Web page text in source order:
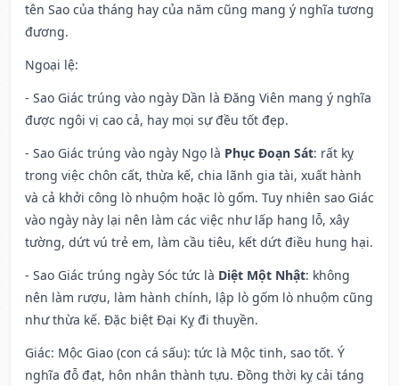
tên Sao của tháng hay của năm cũng mang ý nghĩa tương
đương.
Ngoại lệ:
- Sao Giác trúng vào ngày Dần là Đăng Viên mang ý nghĩa
được ngôi vị cao cả, hay mọi sự đều tốt đẹp.
- Sao Giác trúng vào ngày Ngọ là Phục Đoạn Sát: rất kỵ
trong việc chôn cất, thừa kế, chia lãnh gia tài, xuất hành
và cả khởi công lò nhuộm hoặc lò gốm. Tuy nhiên sao Giác
vào ngày này lại nên làm các việc như lấp hang lỗ, xây
tường, dứt vú trẻ em, làm cầu tiêu, kết dứt điều hung hại.
- Sao Giác trúng ngày Sóc tức là Diệt Một Nhật: không
nên làm rượu, làm hành chính, lập lò gốm lò nhuộm cũng
như thừa kế. Đặc biệt Đại Kỵ đi thuyền.
Giác: Mộc Giao (con cá sấu): tức là Mộc tinh, sao tốt. Ý
nghĩa đỗ đạt, hôn nhân thành tựu. Đồng thời kỵ cải táng